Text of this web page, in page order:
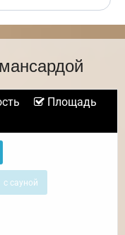
Площадь
с сауной